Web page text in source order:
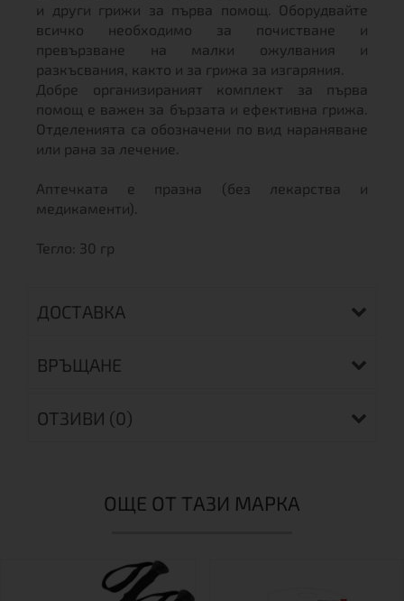
и други грижи за първа помощ. Оборудвайте
всичко необходимо за почистване и
превързване на малки ожулвания и
разкъсвания, както и за грижа за изгаряния.
Добре организираният комплект за първа
помощ е важен за бързата и ефективна грижа.
Отделенията са обозначени по вид нараняване
или рана за лечение.
Аптечката е празна (без лекарства и
медикаменти).
Тегло: 30 гр
ДОСТАВКА
ВРЪЩАНЕ
ОТЗИВИ (0)
ОЩЕ ОТ ТАЗИ МАРКА